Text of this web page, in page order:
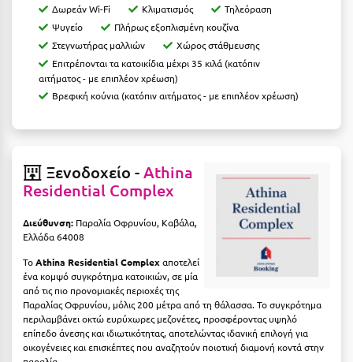
Ιωάννινα
Καβάλα
Κάλαμος
Καλαμπάκα
Κάλυμνος
Καμένα Βούρλα
Καρδάμαινα
Καρδαμύλη
Δωρεάν Wi-Fi
Κλιματισμός
Τηλεόραση
Ψυγείο
Πλήρως εξοπλισμένη κουζίνα
Στεγνωτήρας μαλλιών
Χώρος στάθμευσης
Επιτρέπονται τα κατοικίδια μέχρι 35 κιλά (κατόπιν
αιτήματος - με επιπλέον χρέωση)
Βρεφική κούνια (κατόπιν αιτήματος - με επιπλέον χρέωση)
Ξενοδοχείο -Athina
Residential Complex
Διεύθυνση: Παραλία Οφρυνίου, Καβάλα,
Ελλάδα 64008
ΤοAthina Residential Complexαποτελεί
ένα κομψό συγκρότημα κατοικιών, σε μία
από τις πιο προνομιακές περιοχές της
Παραλίας Οφρυνίου, μόλις 200 μέτρα από τη θάλασσα. Το συγκρότημα
περιλαμβάνει οκτώ ευρύχωρες μεζονέτες, προσφέροντας υψηλό
επίπεδο άνεσης και ιδιωτικότητας, αποτελώντας ιδανική επιλογή για
οικογένειες και επισκέπτες που αναζητούν ποιοτική διαμονή κοντά στην